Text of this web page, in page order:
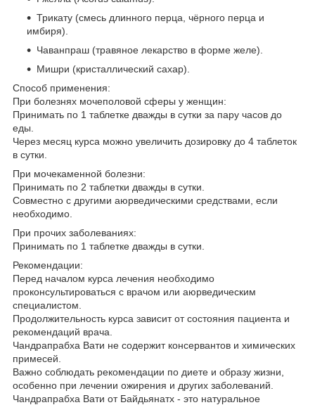
Трикату (смесь длинного перца, чёрного перца и
имбиря).
Чаванпраш (травяное лекарство в форме желе).
Мишри (кристаллический сахар).
Способ применения:
При болезнях мочеполовой сферы у женщин:
Принимать по 1 таблетке дважды в сутки за пару часов до
еды.
Через месяц курса можно увеличить дозировку до 4 таблеток
в сутки.
При мочекаменной болезни:
Принимать по 2 таблетки дважды в сутки.
Совместно с другими аюрведическими средствами, если
необходимо.
При прочих заболеваниях:
Принимать по 1 таблетке дважды в сутки.
Рекомендации:
Перед началом курса лечения необходимо
проконсультироваться с врачом или аюрведическим
специалистом.
Продолжительность курса зависит от состояния пациента и
рекомендаций врача.
Чандрапрабха Вати не содержит консервантов и химических
примесей.
Важно соблюдать рекомендации по диете и образу жизни,
особенно при лечении ожирения и других заболеваний.
Чандрапрабха Вати от Байдьянатх - это натуральное